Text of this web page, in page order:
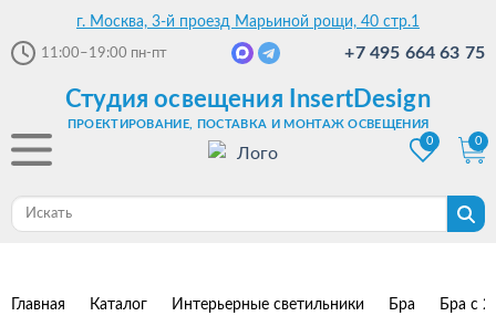
г. Москва, 3-й проезд Марьиной рощи, 40 стр.1
11:00–19:00 пн-пт +7 495 664 63 75
Студия освещения InsertDesign
ПРОЕКТИРОВАНИЕ, ПОСТАВКА И МОНТАЖ ОСВЕЩЕНИЯ
0
0
Главная Каталог Интерьерные светильники Бра Бра с